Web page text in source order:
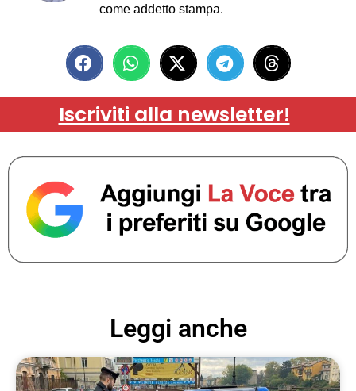
come addetto stampa.
Iscriviti alla newsletter!
Leggi anche